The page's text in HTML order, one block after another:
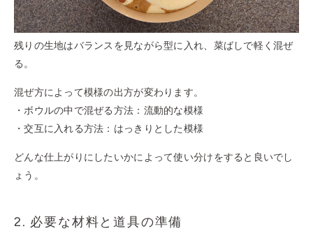
残りの生地はバランスを見ながら型に入れ、菜ばしで軽く混ぜ
る。
混ぜ方によって模様の出方が変わります。
・ボウルの中で混ぜる方法：流動的な模様
・交互に入れる方法：はっきりとした模様
どんな仕上がりにしたいかによって使い分けをすると良いでし
ょう。
2. 必要な材料と道具の準備